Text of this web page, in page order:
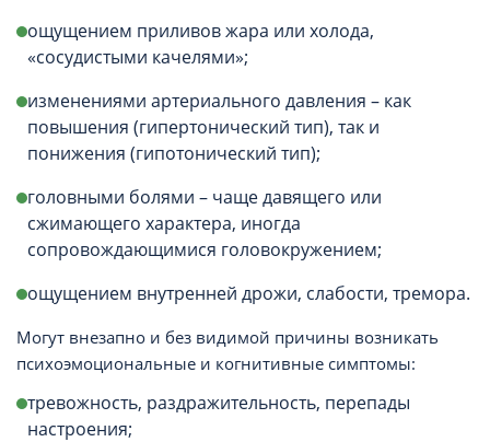
ощущением приливов жара или холода,
«сосудистыми качелями»;
изменениями артериального давления – как
повышения (гипертонический тип), так и
понижения (гипотонический тип);
головными болями – чаще давящего или
сжимающего характера, иногда
сопровождающимися головокружением;
ощущением внутренней дрожи, слабости, тремора.
Могут внезапно и без видимой причины возникать
психоэмоциональные и когнитивные симптомы:
тревожность, раздражительность, перепады
настроения;